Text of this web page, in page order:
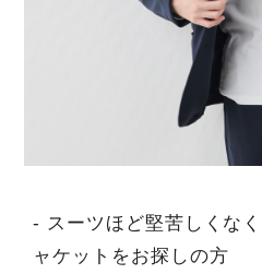
- スーツほど堅苦しくな
ャケットをお探しの方